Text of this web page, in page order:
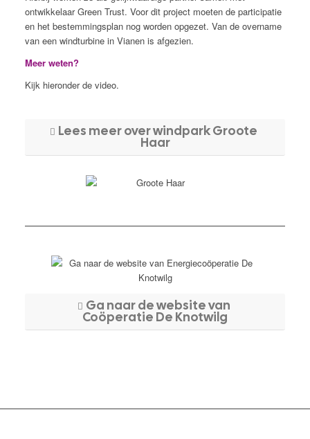
ontwikkelaar Green Trust. Voor dit project moeten de participatie
en het bestemmingsplan nog worden opgezet. Van de overname
van een windturbine in Vianen is afgezien.
Meer weten?
Kijk hieronder de video.
Lees meer over windpark Groote
Haar
Ga naar de website van
Coöperatie De Knotwilg